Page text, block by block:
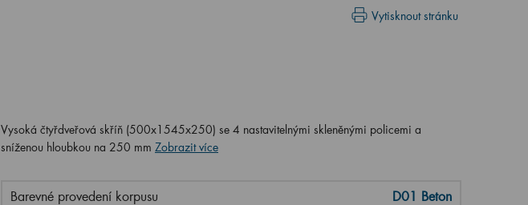
Vytisknout stránku
Vysoká čtyřdveřová skříň (500x1545x250) se 4 nastavitelnými skleněnými policemi a
sníženou hloubkou na 250 mm Zobrazit více
Barevné provedení korpusu D01 Beton